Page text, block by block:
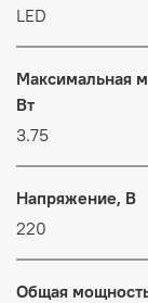
LED
Максимальная
Вт
3.75
Напряжение, В
220
Общая